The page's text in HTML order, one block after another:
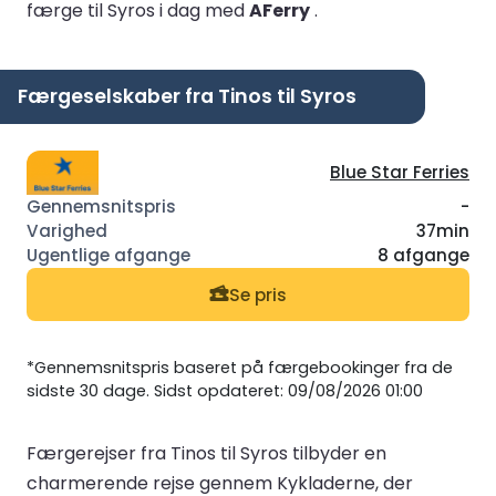
færge til Syros i dag medAFerry.
Færgeselskaber fra Tinos til Syros
Blue Star Ferries
-
37min
8 afgange
Se pris
*Gennemsnitspris baseret på færgebookinger fra de
sidste 30 dage. Sidst opdateret: 09/08/2026 01:00
Færgerejser fra Tinos til Syros tilbyder en
charmerende rejse gennem Kykladerne, der